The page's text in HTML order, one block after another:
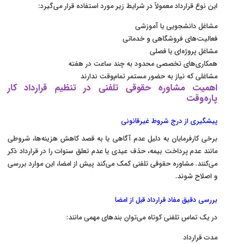
این نوع قرارداد معمولاً در شرایط زیر مورد استفاده قرار می‌گیرد:
مشاغل دانشجویی یا آموزشی
فعالیت‌های فروشگاهی و خدماتی
مشاغل پروژه‌ای یا فصلی
همکاری‌های تخصصی محدود به چند ساعت در هفته
مشاغلی که نیاز به حضور مستمر تمام‌وقت ندارند
اهمیت مشاوره حقوقی تلفنی در تنظیم قرارداد کار
پاره‌وقت
پیشگیری از درج شروط غیرقانونی
برخی کارفرمایان به دلیل عدم آگاهی یا به قصد کاهش هزینه‌ها، شروطی
مانند عدم پرداخت بیمه، حذف عیدی یا عدم تعلق سنوات را در قرارداد ذکر
می‌کنند. مشاوره حقوقی تلفنی کمک می‌کند پیش از امضا، این موارد بررسی
و اصلاح شوند.
بررسی دقیق مفاد قرارداد قبل از امضا
در یک تماس تلفنی کوتاه می‌توان بندهای مهمی مانند:
مدت قرارداد